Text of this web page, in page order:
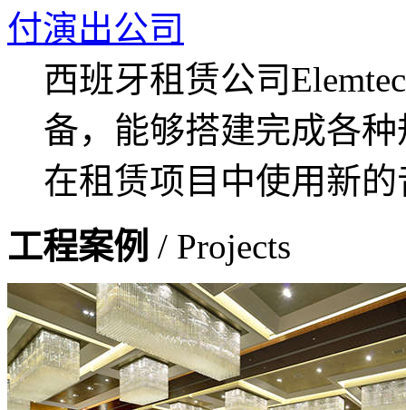
付演出公司
西班牙租赁公司
备，能够搭建完成各
在租赁项目中使用新
工程案例 / Projects